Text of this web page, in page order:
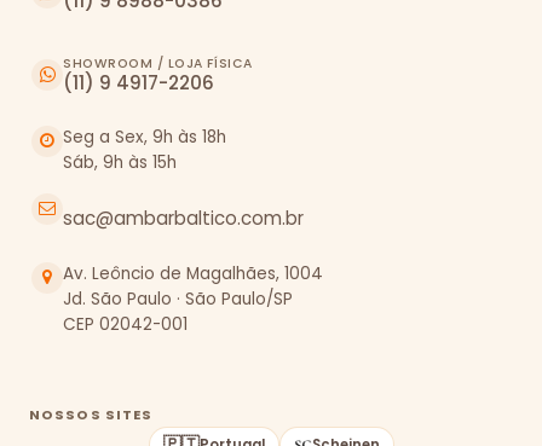
SHOWROOM / LOJA FÍSICA
(11) 9 4917-2206
Seg a Sex, 9h às 18h
Sáb, 9h às 15h
sac@ambarbaltico.com.br
Av. Leôncio de Magalhães, 1004
Jd. São Paulo · São Paulo/SP
CEP 02042-001
NOSSOS SITES